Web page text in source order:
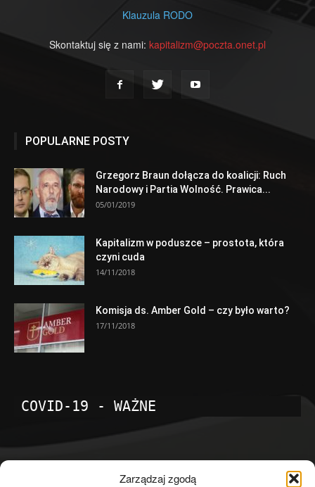
Zarządzaj zgodą
Klauzula RODO
Skontaktuj się z nami: kapitalizm@poczta.onet.pl
POPULARNE POSTY
Grzegorz Braun dołącza do koalicji: Ruch
Narodowy i Partia Wolność. Prawica...
05/01/2019
Kapitalizm w poduszce – prostota, która
czyni cuda
14/11/2018
Komisja ds. Amber Gold – czy było warto?
17/11/2018
COVID-19 - WAŻNE